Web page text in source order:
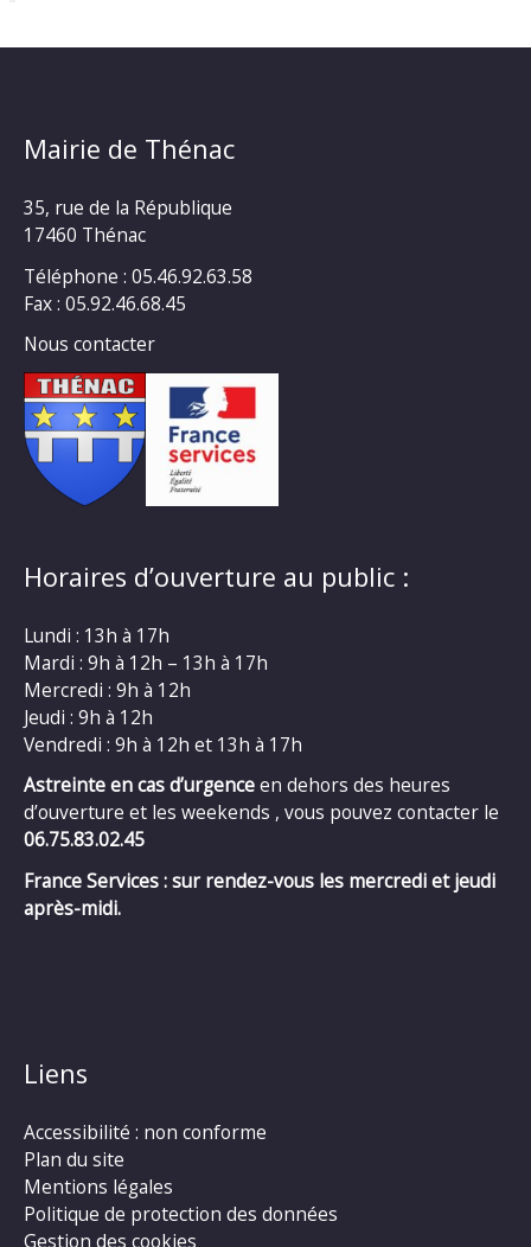
Mairie de Thénac
35, rue de la République
17460 Thénac
Téléphone : 05.46.92.63.58
Fax : 05.92.46.68.45
Nous contacter
Horaires d’ouverture au public :
Lundi : 13h à 17h
Mardi : 9h à 12h – 13h à 17h
Mercredi : 9h à 12h
Jeudi : 9h à 12h
Vendredi : 9h à 12h et 13h à 17h
Astreinte en cas d’urgenceen dehors des heures
d’ouverture et les weekends , vous pouvez contacter le
06.75.83.02.45
France Services : sur rendez-vous les mercredi et jeudi
après-midi.
Liens
Accessibilité : non conforme
Plan du site
Mentions légales
Politique de protection des données
Gestion des cookies